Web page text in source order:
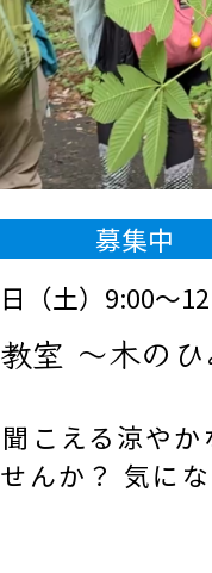
募集中
（土）9:00～
室 ～木の
こえる涼や
んか？ 気に